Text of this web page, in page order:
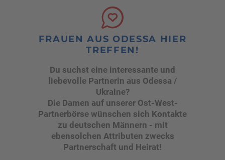
FRAUEN AUS ODESSA HIER
TREFFEN!
Du suchst eine interessante und
liebevolle Partnerin aus Odessa /
Ukraine?
Die Damen auf unserer Ost-West-
Partnerbörse wünschen sich Kontakte
zu deutschen Männern - mit
ebensolchen Attributen zwecks
Partnerschaft und Heirat!